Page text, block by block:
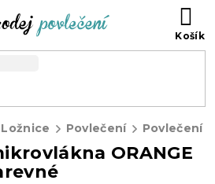
Ložnice Povlečení Povlečení
ORANGE